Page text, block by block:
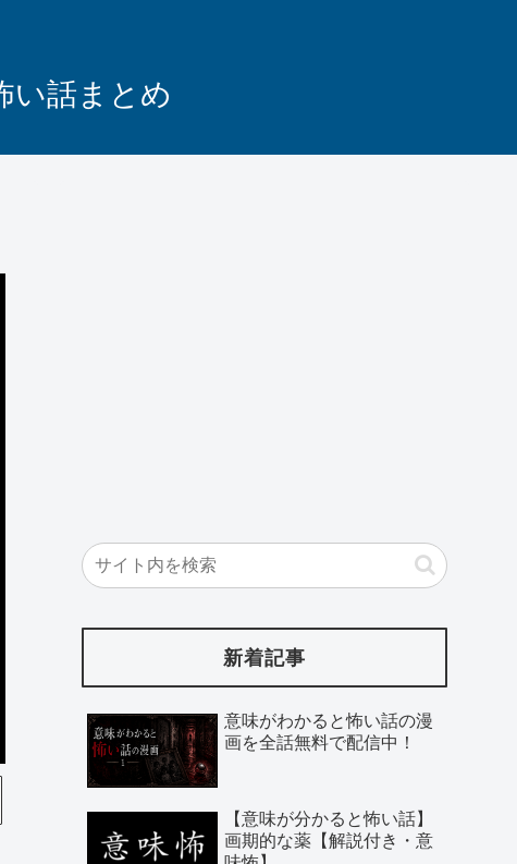
い話まとめ
新着記事
意味がわかると怖い話の漫
画を全話無料で配信中！
【意味が分かると怖い話】
画期的な薬【解説付き・意